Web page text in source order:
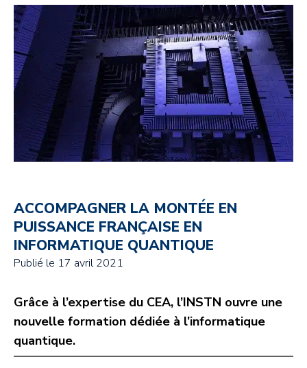
ACCOMPAGNER LA MONTÉE EN
PUISSANCE FRANÇAISE EN
INFORMATIQUE QUANTIQUE
Publié le 17 avril 2021
Grâce à l’expertise du CEA, l’INSTN ouvre une
nouvelle formation dédiée à l’informatique
quantique.